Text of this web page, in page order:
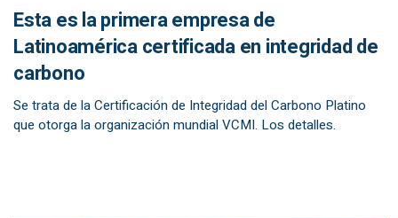
Esta es la primera empresa de
Latinoamérica certificada en integridad de
carbono
Se trata de la Certificación de Integridad del Carbono Platino
que otorga la organización mundial VCMI. Los detalles.